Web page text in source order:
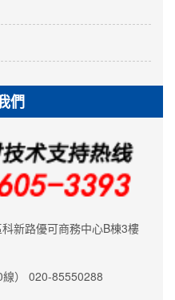
們
新路優可商務中心B棟3樓
） 020-85550288